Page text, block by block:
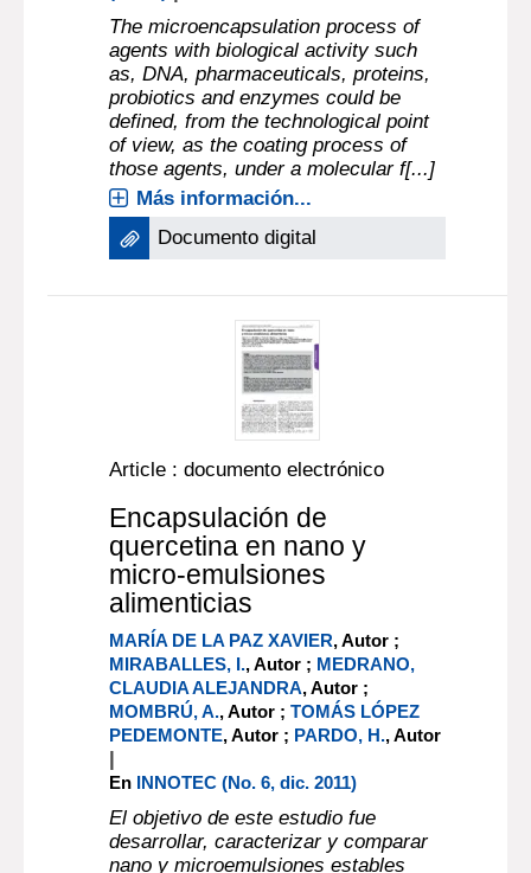
The microencapsulation process of
agents with biological activity such
as, DNA, pharmaceuticals, proteins,
probiotics and enzymes could be
defined, from the technological point
of view, as the coating process of
those agents, under a molecular f[...]
Más información...
Documento digital
Article : documento electrónico
Encapsulación de
quercetina en nano y
micro-emulsiones
alimenticias
MARÍA DE LA PAZ XAVIER, Autor ;
MIRABALLES, I., Autor ; MEDRANO,
CLAUDIA ALEJANDRA, Autor ;
MOMBRÚ, A., Autor ;TOMÁS LÓPEZ
PEDEMONTE, Autor ; PARDO, H., Autor
|
En INNOTEC (No. 6, dic. 2011)
El objetivo de este estudio fue
desarrollar, caracterizar y comparar
nano y microemulsiones estables